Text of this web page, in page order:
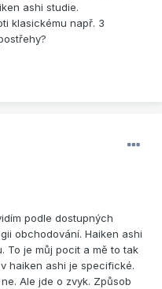
ashi studie.
klasickému např. 3
podle dostupných
obchodování. Haiken ashi
To je můj pocit a mě to tak
haiken ashi je specifické.
Ale jde o zvyk. Způsob